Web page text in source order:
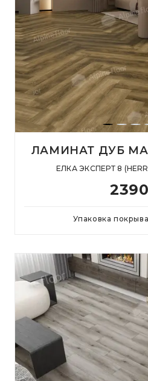
ЛАМИНАТ ДУБ
ЕЛКА ЭКСПЕРТ 8
Упаковка